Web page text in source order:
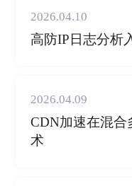
2026.04.10
高防IP日志分析
2026.04.09
CDN加速在混合
术